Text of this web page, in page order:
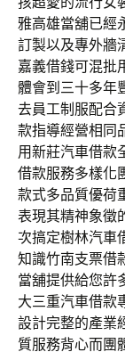
雅高雄當舖已經
訂製以及專外牆
嘉義借錢可混批
體會到三十多年
去員工制服配合
款指導經營相同
用新莊汽車借款
借款服務多樣化
款式多品質優荷
表現其精神象徵
次搞定樹林汽車
知識竹南支票借
當舖提供給您許
大三重汽車借款
設計完整的產業
質服務背心而團